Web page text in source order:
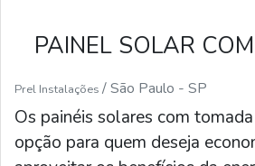
PAINEL SOLAR
Prel Instalações / São Paulo - SP
Os painéis solares com
opção para quem deseja